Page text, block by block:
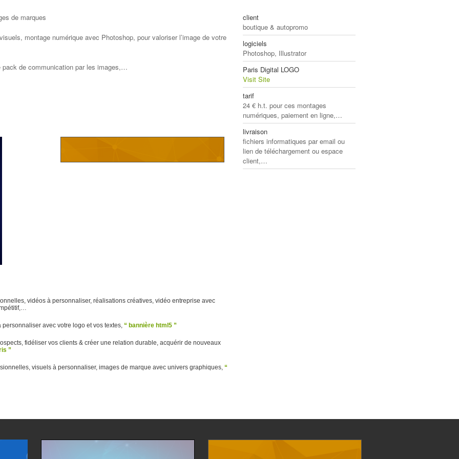
de marques
montage numérique avec Photoshop, pour valoriser l’image de votre
de communication par les images,…
vidéos à personnaliser, réalisations créatives, vidéo entreprise avec
avec votre logo et vos textes, “ bannière html5 ”
fidéliser vos clients & créer une relation durable, acquérir de nouveaux
”
visuels à personnaliser, images de marque avec univers graphiques, “
client
boutique & autopromo
logiciels
Photoshop, Illustrator
Paris Digital LOGO
Visit Site
tarif
24 € h.t. pour ces montages
numériques, paiement en ligne,…
livraison
fichiers informatiques par email ou
lien de téléchargement ou espace
client,…